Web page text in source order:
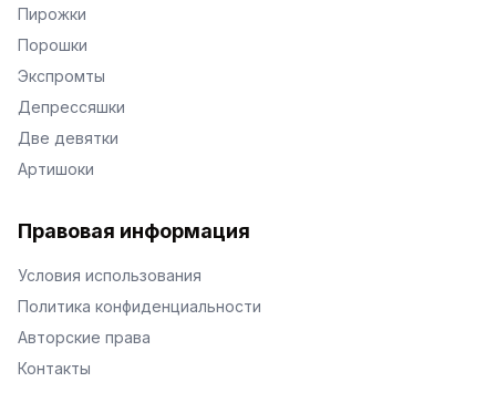
Пирожки
Порошки
Экспромты
Депрессяшки
Две девятки
Артишоки
Правовая информация
Условия использования
Политика конфиденциальности
Авторские права
Контакты